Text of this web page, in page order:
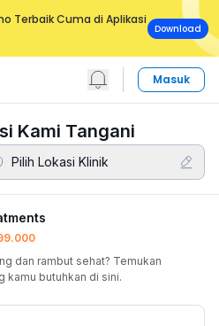
Terbaik Cuma di Aplikasi
Download
Masuk
Kami Tangani
Pilih Lokasi Klinik
dan rambut sehat? Temukan
kamu butuhkan di sini.